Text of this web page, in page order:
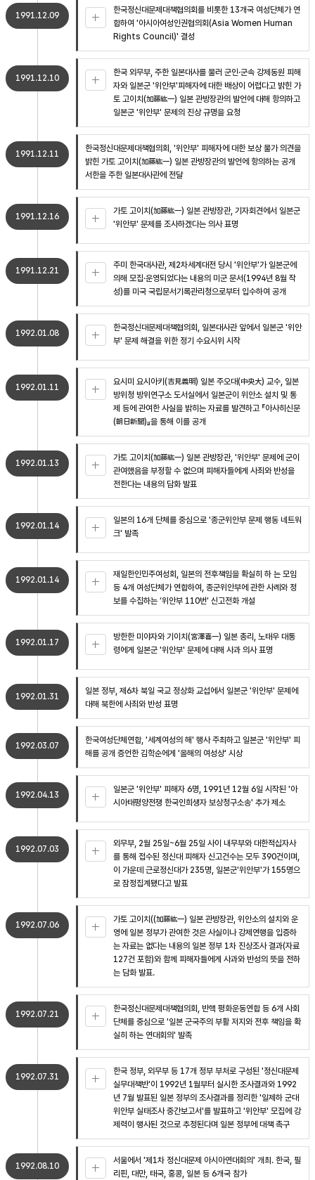
1991.12.09
한국정신대문제대책협의회를 비롯한 13개국 여성단체가 연
합하여 '아시아여성인권협의회(Asia Women Human
Rights Council)' 결성
1991.12.10
한국 외무부, 주한 일본대사를 불러 군인·군속 강제동원 피해
자와 일본군 '위안부'피해자에 대한 배상이 어렵다고 밝힌 가
토 고이치(加藤紘一) 일본 관방장관의 발언에 대해 항의하고
일본군 '위안부' 문제의 진상 규명을 요청
1991.12.11
한국정신대문제대책협의회, '위안부' 피해자에 대한 보상 불가 의견을
밝힌 가토 고이치(加藤紘一) 일본 관방장관의 발언에 항의하는 공개
서한을 주한 일본대사관에 전달
1991.12.16
가토 고이치(加藤紘一) 일본 관방장관, 기자회견에서 일본군
'위안부' 문제를 조사하겠다는 의사 표명
1991.12.21
주미 한국대사관, 제2차세계대전 당시 '위안부'가 일본군에
의해 모집·운영되었다는 내용의 미군 문서(1994년 8월 작
성)를 미국 국립문서기록관리청으로부터 입수하여 공개
1992.01.08
한국정신대문제대책협의회, 일본대사관 앞에서 일본군 '위안
부' 문제 해결을 위한 정기 수요시위 시작
1992.01.11
요시미 요시아키(吉見義明) 일본 주오대(中央大) 교수, 일본
방위청 방위연구소 도서실에서 일본군이 위안소 설치 및 통
제 등에 관여한 사실을 밝히는 자료를 발견하고 『아사히신문
(朝日新聞)』을 통해 이를 공개
1992.01.13
가토 고이치(加藤紘一) 일본 관방장관, '위안부' 문제에 군이
관여했음을 부정할 수 없으며 피해자들에게 사죄와 반성을
전한다는 내용의 담화 발표
1992.01.14
일본의 16개 단체를 중심으로 '종군위안부 문제 행동 네트워
크' 발족
1992.01.14
재일한인민주여성회, 일본의 전후책임을 확실히 하 는 모임
등 4개 여성단체가 연합하여, 종군위안부에 관한 사례와 정
보를 수집하는 ‘위안부 110번’ 신고전화 개설
1992.01.17
방한한 미야자와 기이치(宮澤喜一) 일본 총리, 노태우 대통
령에게 일본군 '위안부' 문제에 대해 사과 의사 표명
1992.01.31
일본 정부, 제6차 북일 국교 정상화 교섭에서 일본군 '위안부' 문제에
대해 북한에 사죄와 반성 표명
1992.03.07
한국여성단체연합, '세계여성의 해' 행사 주최하고 일본군 '위안부' 피
해를 공개 증언한 김학순에게 '올해의 여성상' 시상
1992.04.13
일본군 '위안부' 피해자 6명, 1991년 12월 6일 시작된 '아
시아태평양전쟁 한국인희생자 보상청구소송' 추가 제소
1992.07.03
외무부, 2월 25일~6월 25일 사이 내무부와 대한적십자사
를 통해 접수된 정신대 피해자 신고건수는 모두 390건이며,
이 가운데 근로정신대가 235명, 일본군'위안부'가 155명으
로 잠정집계됐다고 발표
1992.07.06
가토 고이치((加藤紘一) 일본 관방장관, 위안소의 설치와 운
영에 일본 정부가 관여한 것은 사실이나 강제연행을 입증하
는 자료는 없다는 내용의 일본 정부 1차 진상조사 결과(자료
127건 포함)와 함께 피해자들에게 사과와 반성의 뜻을 전하
는 담화 발표.
1992.07.21
한국정신대문제대책협의회, 반핵 평화운동연합 등 6개 사회
단체를 중심으로 '일본 군국주의 부활 저지와 전후 책임을 확
실히 하는 연대회의' 발족
1992.07.31
한국 정부, 외무부 등 17개 정부 부처로 구성된 '정신대문제
실무대책반'이 1992년 1월부터 실시한 조사결과와 1992
년 7월 발표된 일본 정부의 조사결과를 정리한 '일제하 군대
위안부 실태조사 중간보고서'를 발표하고 '위안부' 모집에 강
제력이 행사된 것으로 추정된다며 일본 정부에 대책 촉구
1992.08.10
서울에서 '제1차 정신대문제 아시아연대회의' 개최. 한국, 필
리핀, 대만, 태국, 홍콩, 일본 등 6개국 참가